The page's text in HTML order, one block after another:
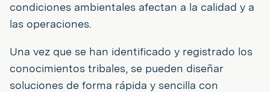
condiciones ambientales afectan a la calidad y a
las operaciones.
Una vez que se han identificado y registrado los
conocimientos tribales, se pueden diseñar
soluciones de forma rápida y sencilla con